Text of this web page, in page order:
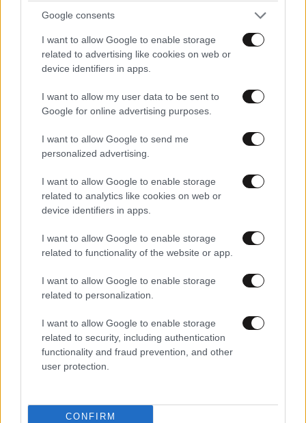
Google consents
I want to allow Google to enable storage
related to advertising like cookies on web or
device identifiers in apps.
I want to allow my user data to be sent to
Google for online advertising purposes.
I want to allow Google to send me
personalized advertising.
I want to allow Google to enable storage
related to analytics like cookies on web or
device identifiers in apps.
I want to allow Google to enable storage
related to functionality of the website or app.
I want to allow Google to enable storage
related to personalization.
I want to allow Google to enable storage
related to security, including authentication
functionality and fraud prevention, and other
user protection.
CONFIRM
Η οργή για Γουόκαπ, το μέλλον του Ιωαννίδη
ανταγωνιστές